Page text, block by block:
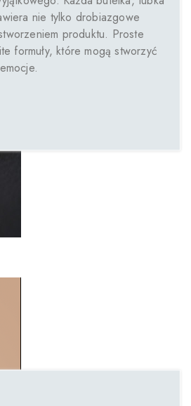
nie tylko drobiazgowe
produktu. Proste
formuły, które mogą stworzyć